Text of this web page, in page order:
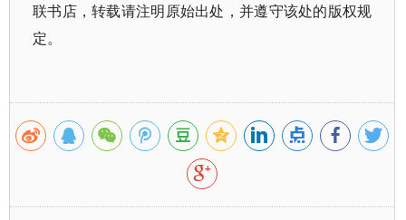
联书店，转载请注明原始出处，并遵守该处的版权规
定。